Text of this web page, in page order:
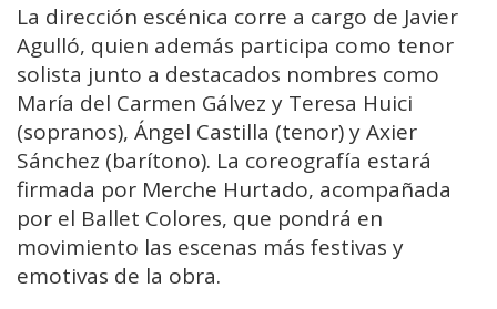
La dirección escénica corre a cargo de Javier
Agulló, quien además participa como tenor
solista junto a destacados nombres como
María del Carmen Gálvez y Teresa Huici
(sopranos), Ángel Castilla (tenor) y Axier
Sánchez (barítono). La coreografía estará
firmada por Merche Hurtado, acompañada
por el Ballet Colores, que pondrá en
movimiento las escenas más festivas y
emotivas de la obra.